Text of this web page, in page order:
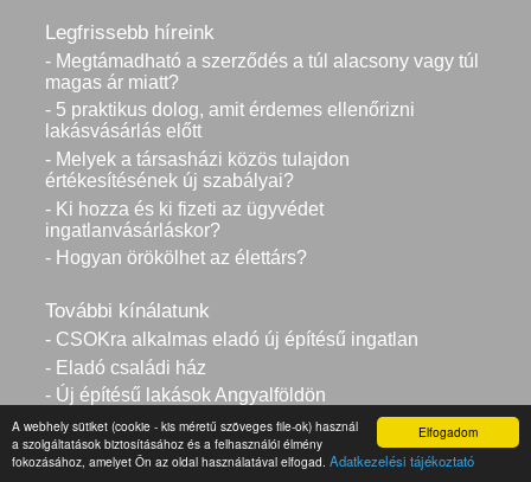
Elfogadom
A webhely sütiket (cookie - kis méretű szöveges file-ok) használ
a szolgáltatások biztosításához és a felhasználói élmény
fokozásához, amelyet Ön az oldal használatával elfogad. Adatkezelési tájékoztató
Legfrissebb híreink
- Megtámadható a szerződés a túl alacsony vagy túl
magas ár miatt?
- 5 praktikus dolog, amit érdemes ellenőrizni
lakásvásárlás előtt
- Melyek a társasházi közös tulajdon
értékesítésének új szabályai?
- Ki hozza és ki fizeti az ügyvédet
ingatlanvásárláskor?
- Hogyan örökölhet az élettárs?
További kínálatunk
- CSOKra alkalmas eladó új építésű ingatlan
- Eladó családi ház
- Új építésű lakások Angyalföldön
- Eladó használt ingatlanok
- Eladó kereskedelmi ingatlanok Budapesten